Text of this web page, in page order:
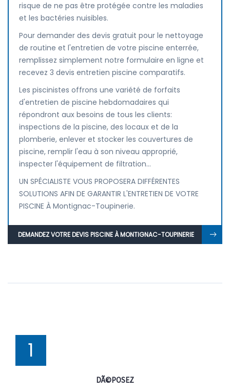
risque de ne pas être protégée contre les maladies
et les bactéries nuisibles.
Pour demander des devis gratuit pour le nettoyage
de routine et l'entretien de votre piscine enterrée,
remplissez simplement notre formulaire en ligne et
recevez 3 devis entretien piscine comparatifs.
Les piscinistes offrons une variété de forfaits
d'entretien de piscine hebdomadaires qui
répondront aux besoins de tous les clients:
inspections de la piscine, des locaux et de la
plomberie, enlever et stocker les couvertures de
piscine, remplir l'eau à son niveau approprié,
inspecter l'équipement de filtration...
UN SPÉCIALISTE VOUS PROPOSERA DIFFÉRENTES
SOLUTIONS AFIN DE GARANTIR L'ENTRETIEN DE VOTRE
PISCINE À Montignac-Toupinerie.
DEMANDEZ VOTRE DEVIS PISCINE À MONTIGNAC-TOUPINERIE
1
DÃ©POSEZ